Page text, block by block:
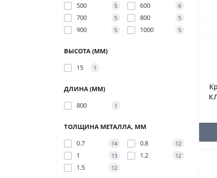
500 5 600 6
700 5 800 5
900 5 1000 5
ВЫСОТА (ММ)
15
1
ДЛИНА (ММ)
800
1
ТОЛЩИНА МЕТАЛЛА, ММ
0.7
14 0.8 12
1 13 1.2 12
1.5 12